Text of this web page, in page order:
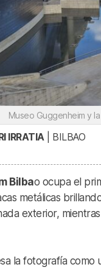
Museo Guggenheim y
IRRATIA| BILBAO
Bilbao ocupa el
metálicas
exterior,
la fotografía como